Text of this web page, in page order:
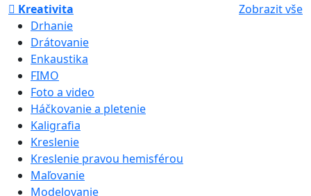
Kreativita
Zobrazit vše
Drhanie
Drátovanie
Enkaustika
FIMO
Foto a video
Háčkovanie a pletenie
Kaligrafia
Kreslenie
Kreslenie pravou hemisférou
Maľovanie
Modelovanie